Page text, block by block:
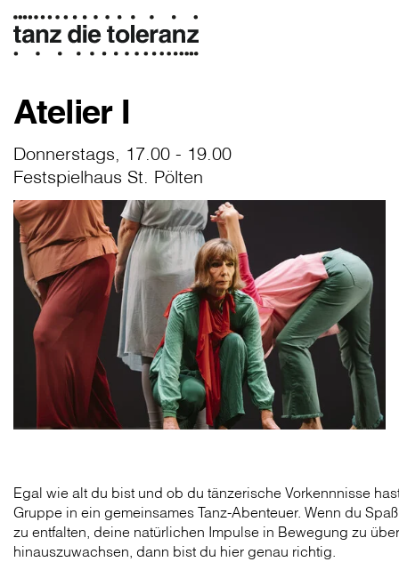
Atelier I
Donnerstags, 17.00 - 19.00
Festspielhaus St. Pölten
Egal wie alt du bist und ob du tänzerische Vorkennnisse
Gruppe in ein gemeinsames Tanz-Abenteuer. Wenn du
zu entfalten, deine natürlichen Impulse in Bewegung zu
hinauszuwachsen, dann bist du hier genau richtig.